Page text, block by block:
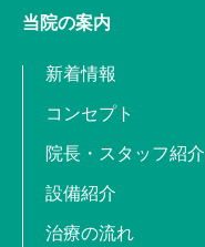
当院の案内
新着情報
コンセプト
院長・スタッフ紹介
設備紹介
治療の流れ